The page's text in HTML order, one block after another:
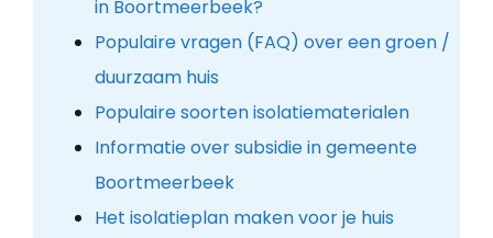
in Boortmeerbeek?
Populaire vragen (FAQ) over een groen /
duurzaam huis
Populaire soorten isolatiematerialen
Informatie over subsidie in gemeente
Boortmeerbeek
Het isolatieplan maken voor je huis